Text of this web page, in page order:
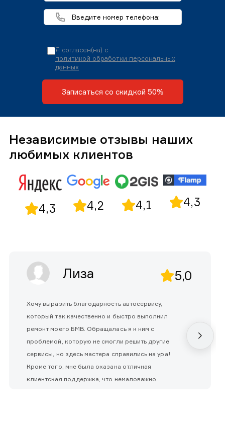
Я согласен(на) с
политикой обработки персональных
данных
Записаться со скидкой 50%
Независимые отзывы наших
любимых клиентов
4,3 4,2 4,1 4,3
Лиза 5,0
Хочу выразить благодарность автосервису,
который так качественно и быстро выполнил
ремонт моего БМВ. Обращалась я к ним с
проблемой, которую не смогли решить другие
сервисы, но здесь мастера справились на ура!
Кроме того, мне была оказана отличная
клиентская поддержка, что немаловажно.